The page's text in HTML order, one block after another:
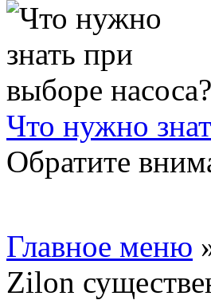
Что нужно
Обратите
Главное меню
Zilon